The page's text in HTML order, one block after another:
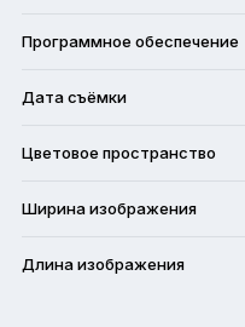
Программное обеспечение
Дата съёмки
Цветовое пространство
Ширина изображения
Длина изображения